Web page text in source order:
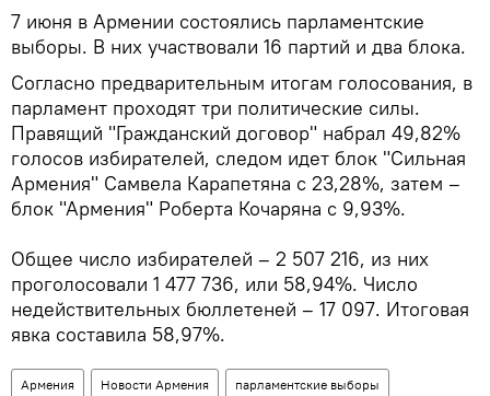
7 июня в Армении состоялись парламентские
выборы. В них участвовали 16 партий и два блока.
Согласно предварительным итогам голосования, в
парламент проходят три политические силы.
Правящий "Гражданский договор" набрал 49,82%
голосов избирателей, следом идет блок "Сильная
Армения" Самвела Карапетяна с 23,28%, затем –
блок "Армения" Роберта Кочаряна с 9,93%.
Общее число избирателей – 2 507 216, из них
проголосовали 1 477 736, или 58,94%. Число
недействительных бюллетеней – 17 097. Итоговая
явка составила 58,97%.
Армения Новости Армения парламентские выборы